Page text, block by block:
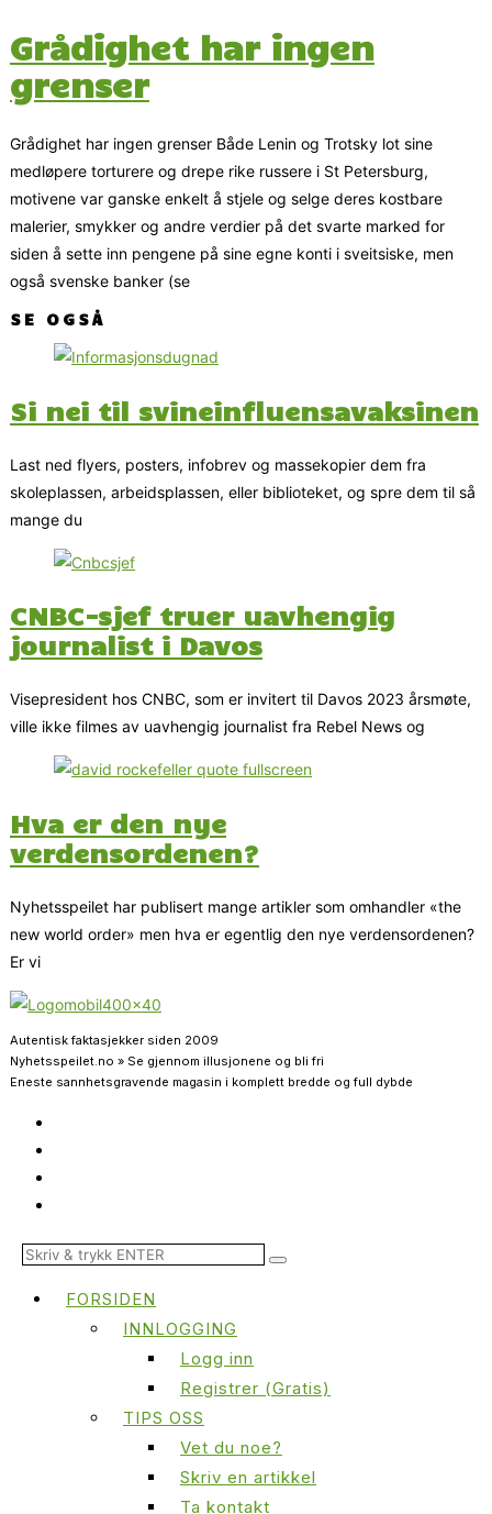
Grådighet har ingen
grenser
Grådighet har ingen grenser Både Lenin og Trotsky lot sine
medløpere torturere og drepe rike russere i St Petersburg,
motivene var ganske enkelt å stjele og selge deres kostbare
malerier, smykker og andre verdier på det svarte marked for
siden å sette inn pengene på sine egne konti i sveitsiske, men
også svenske banker (se
SE OGSÅ
Si nei til svineinfluensavaksinen
Last ned flyers, posters, infobrev og massekopier dem fra
skoleplassen, arbeidsplassen, eller biblioteket, og spre dem til så
mange du
CNBC-sjef truer uavhengig
journalist i Davos
Visepresident hos CNBC, som er invitert til Davos 2023 årsmøte,
ville ikke filmes av uavhengig journalist fra Rebel News og
Hva er den nye
verdensordenen?
Nyhetsspeilet har publisert mange artikler som omhandler «the
new world order» men hva er egentlig den nye verdensordenen?
Er vi
Autentisk faktasjekker siden 2009
Nyhetsspeilet.no » Se gjennom illusjonene og bli fri
Eneste sannhetsgravende magasin i komplett bredde og full dybde
FORSIDEN
INNLOGGING
Logg inn
Registrer (Gratis)
TIPS OSS
Vet du noe?
Skriv en artikkel
Ta kontakt